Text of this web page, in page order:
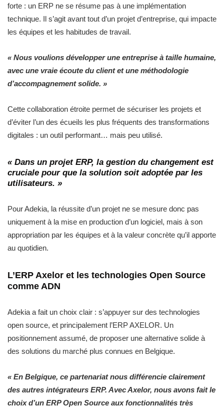
forte : un ERP ne se résume pas à une implémentation
technique. Il s’agit avant tout d’un projet d’entreprise, qui impacte
les équipes et les habitudes de travail.
« Nous voulions développer une entreprise à taille humaine,
avec une vraie écoute du client et une méthodologie
d’accompagnement solide. »
Cette collaboration étroite permet de sécuriser les projets et
d’éviter l’un des écueils les plus fréquents des transformations
digitales : un outil performant… mais peu utilisé.
« Dans un projet ERP, la gestion du changement est
cruciale pour que la solution soit adoptée par les
utilisateurs. »
Pour Adekia, la réussite d’un projet ne se mesure donc pas
uniquement à la mise en production d’un logiciel, mais à son
appropriation par les équipes et à la valeur concrète qu’il apporte
au quotidien.
L’ERP Axelor et les technologies Open Source
comme ADN
Adekia a fait un choix clair : s’appuyer sur des technologies
open source, et principalement l’ERP AXELOR. Un
positionnement assumé, de proposer une alternative solide à
des solutions du marché plus connues en Belgique.
« En Belgique, ce partenariat nous différencie clairement
des autres intégrateurs ERP. Avec Axelor, nous avons fait le
choix d’un ERP Open Source aux fonctionnalités très